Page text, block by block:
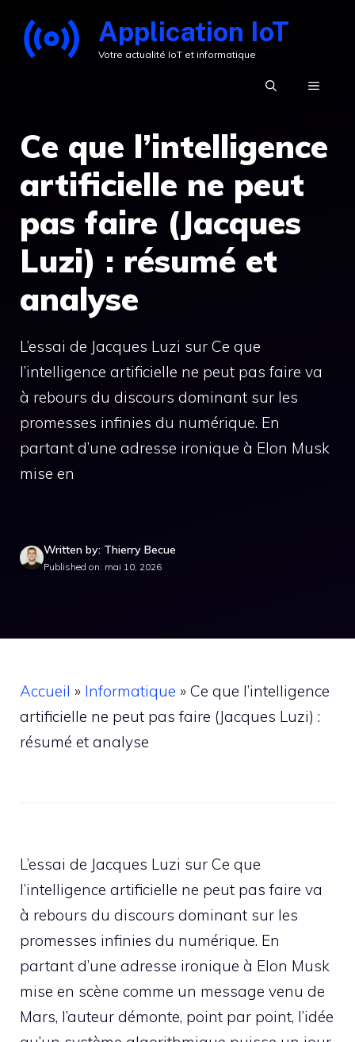
contenu
Application IoT
Votre actualité IoT et informatique
MENU
Ce que l’intelligence
artificielle ne peut
pas faire (Jacques
Luzi) : résumé et
analyse
L’essai de Jacques Luzi sur Ce que
l’intelligence artificielle ne peut pas faire va
à rebours du discours dominant sur les
promesses infinies du numérique. En
partant d’une adresse ironique à Elon Musk
mise en
Written by: Thierry Becue
Published on: mai 10, 2026
Accueil » Informatique » Ce que l’intelligence
artificielle ne peut pas faire (Jacques Luzi) :
résumé et analyse
L’essai de Jacques Luzi sur Ce que
l’intelligence artificielle ne peut pas faire va
à rebours du discours dominant sur les
promesses infinies du numérique. En
partant d’une adresse ironique à Elon Musk
mise en scène comme un message venu de
Mars, l’auteur démonte, point par point, l’idée